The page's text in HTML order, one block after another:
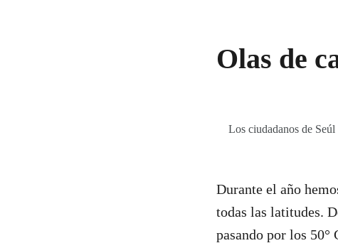
Olas de
Los ciudadanos de
Durante el año
todas las latitudes.
pasando por los 50°